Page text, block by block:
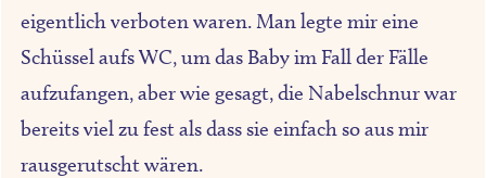
eigentlich verboten waren. Man legte mir eine
Schüssel aufs WC, um das Baby im Fall der Fälle
aufzufangen, aber wie gesagt, die Nabelschnur war
bereits viel zu fest als dass sie einfach so aus mir
rausgerutscht wären.